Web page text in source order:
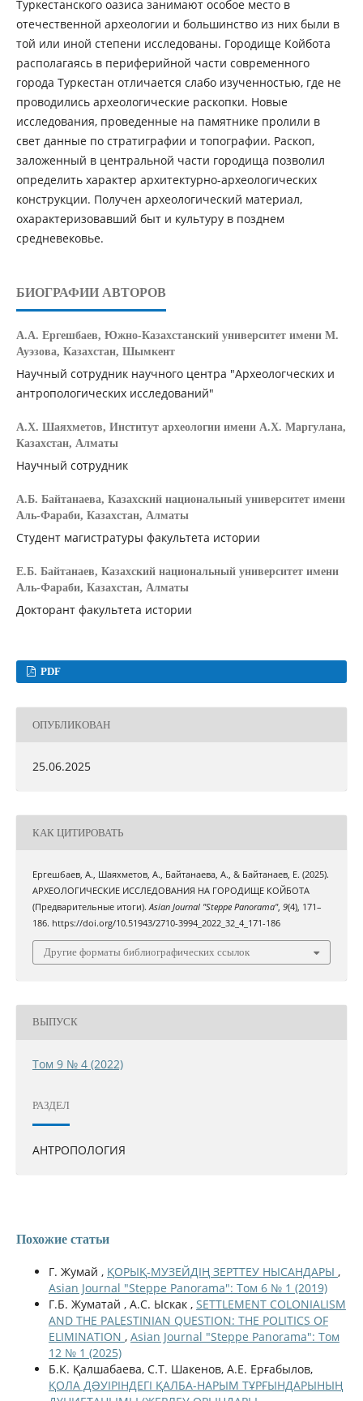
Туркестанского оазиса занимают особое место в
отечественной археологии и большинство из них были в
той или иной степени исследованы. Городище Койбота
располагаясь в периферийной части современного
города Туркестан отличается слабо изученностью, где не
проводились археологические раскопки. Новые
исследования, проведенные на памятнике пролили в
свет данные по стратиграфии и топографии. Раскоп,
заложенный в центральной части городища позволил
определить характер архитектурно-археологических
конструкции. Получен археологический материал,
охарактеризовавший быт и культуру в позднем
средневековье.
БИОГРАФИИ АВТОРОВ
А.А. Ергешбаев, Южно-Казахстанский университет имени М.
Ауэзова, Казахстан, Шымкент
Научный сотрудник научного центра "Археологческих и
антропологических исследований"
А.Х. Шаяхметов, Институт археологии имени А.Х. Маргулана,
Казахстан, Алматы
Научный сотрудник
А.Б. Байтанаева, Казахский национальный университет имени
Аль-Фараби, Казахстан, Алматы
Студент магистратуры факультета истории
Е.Б. Байтанаев, Казахский национальный университет имени
Аль-Фараби, Казахстан, Алматы
Докторант факультета истории
PDF
ОПУБЛИКОВАН
25.06.2025
КАК ЦИТИРОВАТЬ
Ергешбаев, А., Шаяхметов, А., Байтанаева, А., & Байтанаев, Е. (2025).
АРХЕОЛОГИЧЕСКИЕ ИССЛЕДОВАНИЯ НА ГОРОДИЩЕ КОЙБОТА
(Предварительные итоги).Asian Journal "Steppe Panorama", 9(4), 171–
186. https://doi.org/10.51943/2710-3994_2022_32_4_171-186
Другие форматы библиографических ссылок
ВЫПУСК
Том 9 № 4 (2022)
РАЗДЕЛ
АНТРОПОЛОГИЯ
Похожие статьи
Г. Жумай , ҚОРЫҚ-МУЗЕЙДІҢ ЗЕРТТЕУ НЫСАНДАРЫ ,
Asian Journal "Steppe Panorama": Том 6 № 1 (2019)
Г.Б. Жуматай , А.С. Ыскак , SETTLEMENT COLONIALISM
AND THE PALESTINIAN QUESTION: THE POLITICS OF
ELIMINATION , Asian Journal "Steppe Panorama": Том
12 № 1 (2025)
Б.К. Қалшабаева, С.Т. Шакенов, А.Е. Ерғабылов,
ҚОЛА ДƏУІРІНДЕГІ ҚАЛБА-НАРЫМ ТҰРҒЫНДАРЫНЫҢ